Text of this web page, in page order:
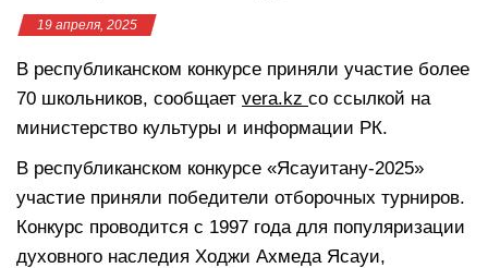
19 апреля, 2025
В республиканском конкурсе приняли участие более
70 школьников, сообщает vera.kz со ссылкой на
министерство культуры и информации РК.
В республиканском конкурсе «Ясауитану-2025»
участие приняли победители отборочных турниров.
Конкурс проводится с 1997 года для популяризации
духовного наследия Ходжи Ахмеда Ясауи,